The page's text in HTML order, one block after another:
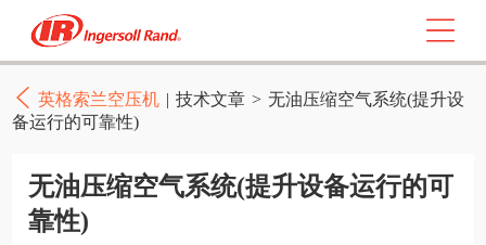
英格索兰空压机 | 技术文章 > 无油压缩空气系统(提升设
备运行的可靠性)
无油压缩空气系统(提升设备运行的可
靠性)